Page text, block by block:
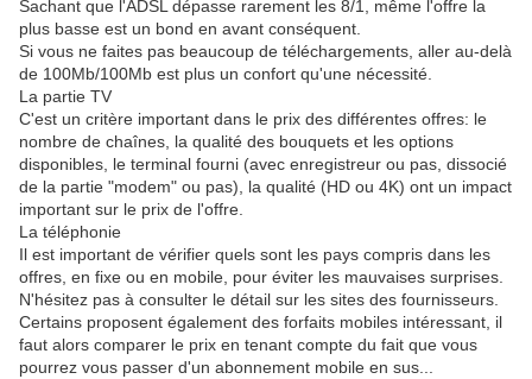
Sachant que l'ADSL dépasse rarement les 8/1, même l'offre la
plus basse est un bond en avant conséquent.
Si vous ne faites pas beaucoup de téléchargements, aller au-delà
de 100Mb/100Mb est plus un confort qu'une nécessité.
La partie TV
C'est un critère important dans le prix des différentes offres: le
nombre de chaînes, la qualité des bouquets et les options
disponibles, le terminal fourni (avec enregistreur ou pas, dissocié
de la partie "modem" ou pas), la qualité (HD ou 4K) ont un impact
important sur le prix de l'offre.
La téléphonie
Il est important de vérifier quels sont les pays compris dans les
offres, en fixe ou en mobile, pour éviter les mauvaises surprises.
N'hésitez pas à consulter le détail sur les sites des fournisseurs.
Certains proposent également des forfaits mobiles intéressant, il
faut alors comparer le prix en tenant compte du fait que vous
pourrez vous passer d'un abonnement mobile en sus...